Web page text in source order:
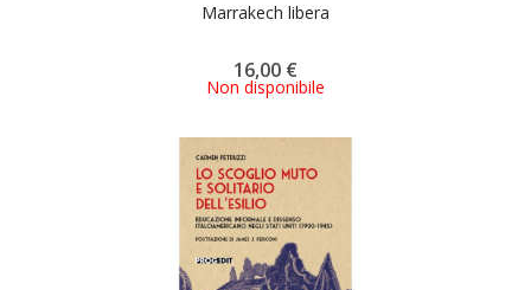
Marrakech libera
16,00 €
Non disponibile